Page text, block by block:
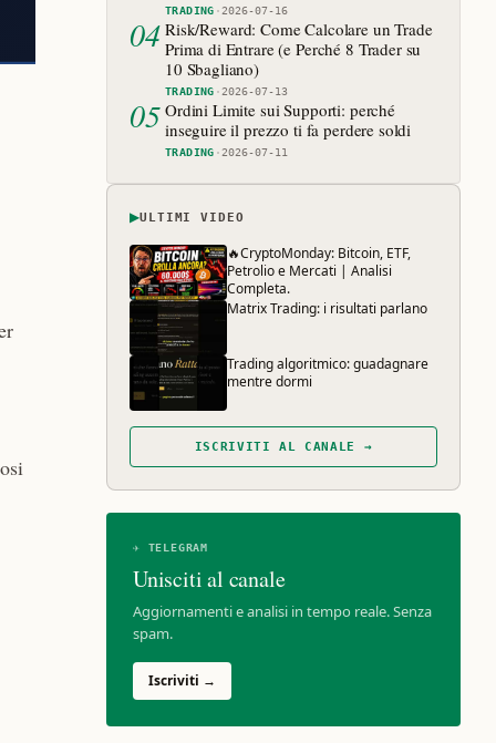
TRADING ·2026-07-16
04 Risk/Reward: Come Calcolare un Trade
Prima di Entrare (e Perché 8 Trader su
10 Sbagliano)
TRADING ·2026-07-13
05 Ordini Limite sui Supporti: perché
inseguire il prezzo ti fa perdere soldi
TRADING ·2026-07-11
▶ULTIMI VIDEO
🔥CryptoMonday: Bitcoin, ETF,
Petrolio e Mercati | Analisi
Completa.
Matrix Trading: i risultati parlano
Trading algoritmico: guadagnare
mentre dormi
ISCRIVITI AL CANALE →
✈ TELEGRAM
Unisciti al canale
Aggiornamenti e analisi in tempo reale. Senza
spam.
Iscriviti →